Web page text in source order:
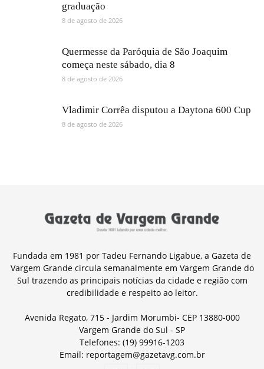
graduação
8 de agosto de 2026
Quermesse da Paróquia de São Joaquim
começa neste sábado, dia 8
8 de agosto de 2026
Vladimir Corrêa disputou a Daytona 600 Cup
8 de agosto de 2026
Fundada em 1981 por Tadeu Fernando Ligabue, a Gazeta de
Vargem Grande circula semanalmente em Vargem Grande do
Sul trazendo as principais notícias da cidade e região com
credibilidade e respeito ao leitor.
Avenida Regato, 715 - Jardim Morumbi- CEP 13880-000
Vargem Grande do Sul - SP
Telefones: (19) 99916-1203
Email: reportagem@gazetavg.com.br